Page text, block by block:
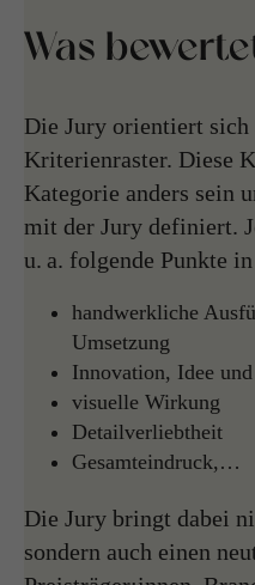
Was
Die Jury orientiert sich
Kriterienraster. Diese
Kategorie anders sein
mit der Jury definiert.
u. a. folgende Punkte
handwerkliche
Umsetzung
Innovation, Idee
visuelle Wirkung
Detailverliebtheit
Gesamteindruck,…
Die Jury bringt dabei
sondern auch einen